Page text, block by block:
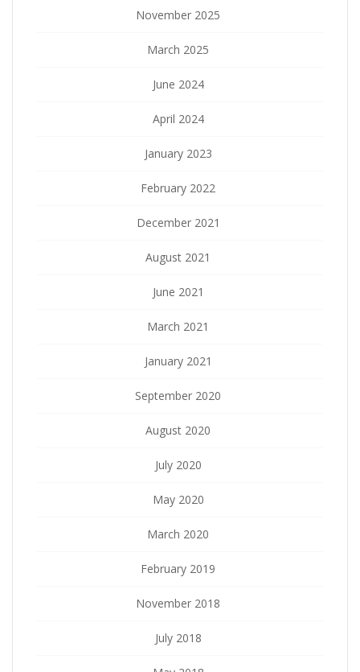
November 2025
March 2025
June 2024
April 2024
January 2023
February 2022
December 2021
August 2021
June 2021
March 2021
January 2021
September 2020
August 2020
July 2020
May 2020
March 2020
February 2019
November 2018
July 2018